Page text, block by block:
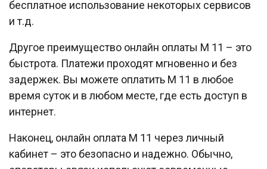
бесплатное использование некоторых сервисов
и т.д.
Другое преимущество онлайн оплаты М 11 – это
быстрота. Платежи проходят мгновенно и без
задержек. Вы можете оплатить М 11 в любое
время суток и в любом месте, где есть доступ в
интернет.
Наконец, онлайн оплата М 11 через личный
кабинет – это безопасно и надежно. Обычно,